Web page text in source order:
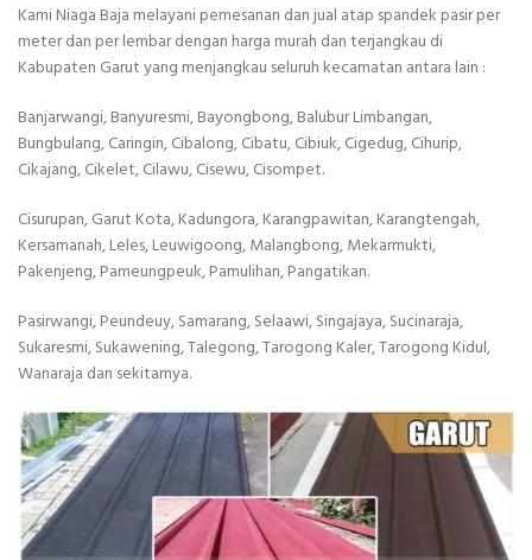
Kami Niaga Baja melayani pemesanan dan jual atap spandek pasir per
meter dan per lembar dengan harga murah dan terjangkau di
Kabupaten Garut yang menjangkau seluruh kecamatan antara lain :
Banjarwangi, Banyuresmi, Bayongbong, Balubur Limbangan,
Bungbulang, Caringin, Cibalong, Cibatu, Cibiuk, Cigedug, Cihurip,
Cikajang, Cikelet, Cilawu, Cisewu, Cisompet.
Cisurupan, Garut Kota, Kadungora, Karangpawitan, Karangtengah,
Kersamanah, Leles, Leuwigoong, Malangbong, Mekarmukti,
Pakenjeng, Pameungpeuk, Pamulihan, Pangatikan.
Pasirwangi, Peundeuy, Samarang, Selaawi, Singajaya, Sucinaraja,
Sukaresmi, Sukawening, Talegong, Tarogong Kaler, Tarogong Kidul,
Wanaraja dan sekitarnya.